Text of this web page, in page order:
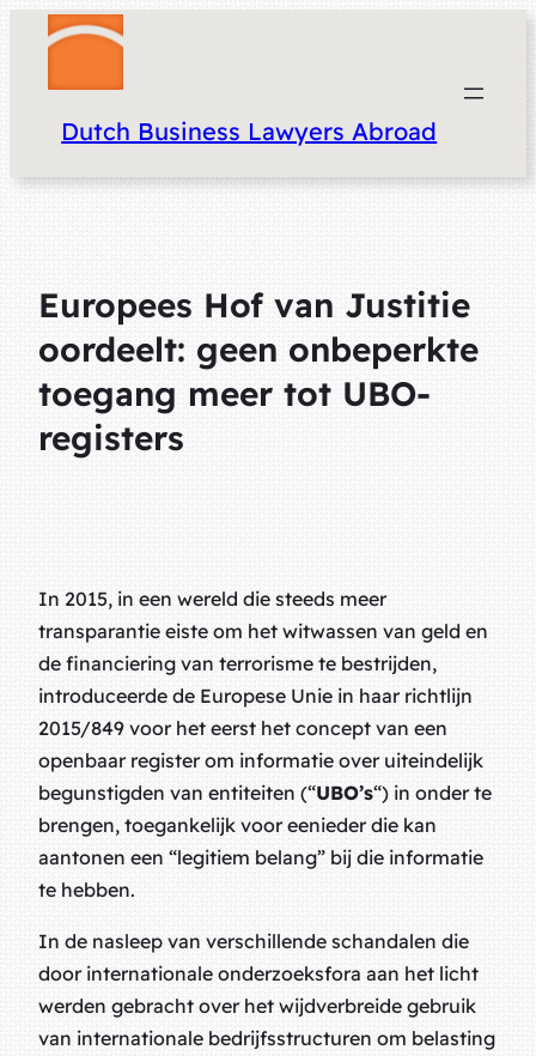
Dutch Business Lawyers Abroad
Europees Hof van Justitie
oordeelt: geen onbeperkte
toegang meer tot UBO-
registers
In 2015, in een wereld die steeds meer
transparantie eiste om het witwassen van geld en
de financiering van terrorisme te bestrijden,
introduceerde de Europese Unie in haar richtlijn
2015/849 voor het eerst het concept van een
openbaar register om informatie over uiteindelijk
begunstigden van entiteiten (“UBO’s“) in onder te
brengen, toegankelijk voor eenieder die kan
aantonen een “legitiem belang” bij die informatie
te hebben.
In de nasleep van verschillende schandalen die
door internationale onderzoeksfora aan het licht
werden gebracht over het wijdverbreide gebruik
van internationale bedrijfsstructuren om belasting